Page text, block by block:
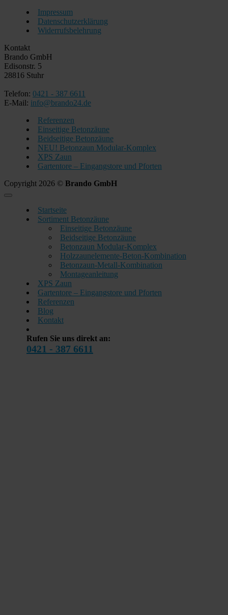
Impressum
Datenschutzerklärung
Widerrufsbelehrung
Kontakt
Brando GmbH
Edisonstr. 5
28816 Stuhr
Telefon: 0421 - 387 6611
E-Mail: info@brando24.de
Referenzen
Einseitige Betonzäune
Beidseitige Betonzäune
NEU! Betonzaun Modular-Komplex
XPS Zaun
Gartentore – Eingangstore und Pforten
Copyright 2026 © Brando GmbH
Startseite
Sortiment Betonzäune
Einseitige Betonzäune
Beidseitige Betonzäune
Betonzaun Modular-Komplex
Holzzaunelemente-Beton-Kombination
Betonzaun-Metall-Kombination
Montageanleitung
XPS Zaun
Gartentore – Eingangstore und Pforten
Referenzen
Blog
Kontakt
Rufen Sie uns direkt an:
0421 - 387 6611